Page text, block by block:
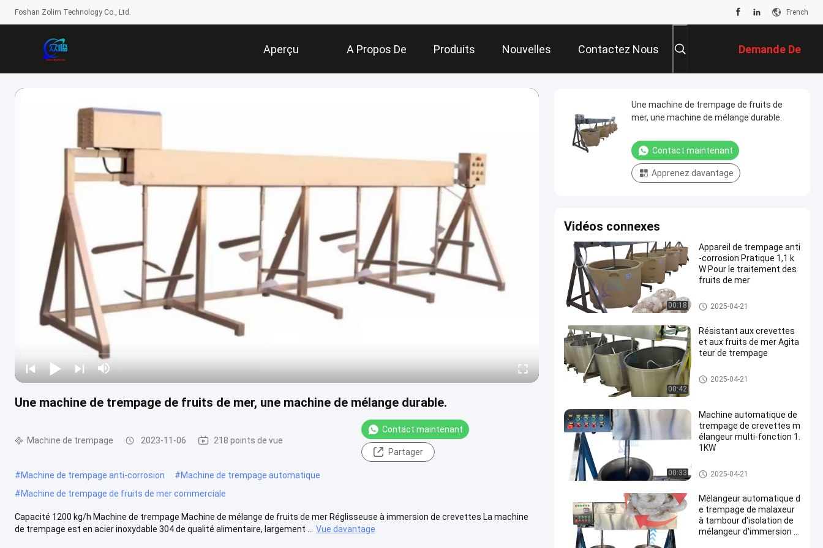
Foshan Zolim Technology Co., Ltd. French
Aperçu A Propos De Produits Nouvelles Contactez Nous Demande De
Soumission
Une machine de trempage de fruits de mer, une machine de mélange durable.
Machine de trempage 2023-11-06 218 points de vue
Contact maintenant
Partager
#Machine de trempage anti-corrosion #Machine de trempage automatique
#Machine de trempage de fruits de mer commerciale
Capacité 1200 kg/h Machine de trempage Machine de mélange de fruits de mer Réglisseuse à immersion de crevettes La machine
de trempage est en acier inoxydable 304 de qualité alimentaire, largement ...
Vue davantage
Une machine de trempage de fruits de
mer, une machine de mélange durable.
Contact maintenant
Apprenez davantage
Vidéos connexes
00:18
Appareil de trempage anti
-corrosion Pratique 1,1 k
W Pour le traitement des
fruits de mer
Machine de trempage
2025-04-21
00:42
Résistant aux crevettes
et aux fruits de mer Agita
teur de trempage
Machine de trempage
2025-04-21
00:33
Machine automatique de
trempage de crevettes m
élangeur multi-fonction 1.
1KW
Machine de trempage
2025-04-21
Mélangeur automatique d
e trempage de malaxeur
à tambour d'isolation de
mélangeur d'immersion d